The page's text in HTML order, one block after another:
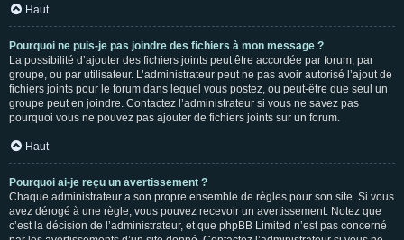
Haut
Pourquoi ne puis-je pas joindre des fichiers à mon message ?
La possibilité d’ajouter des fichiers joints peut être accordée par forum, par
groupe, ou par utilisateur. L’administrateur peut ne pas avoir autorisé l’ajout de
fichiers joints pour le forum dans lequel vous postez, ou peut-être que seul un
groupe peut en joindre. Contactez l’administrateur si vous ne savez pas
pourquoi vous ne pouvez pas ajouter de fichiers joints sur un forum.
Haut
Pourquoi ai-je reçu un avertissement ?
Chaque administrateur a son propre ensemble de règles pour son site. Si vous
avez dérogé à une règle, vous pouvez recevoir un avertissement. Notez que
c’est la décision de l’administrateur, et que phpBB Limited n’est pas concerné